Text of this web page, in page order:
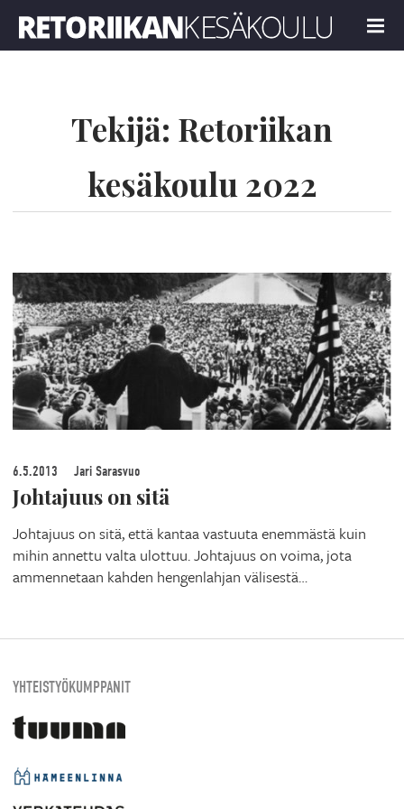
MENU
Tekijä: Retoriikan
kesäkoulu 2022
6.5.2013 Jari Sarasvuo
Johtajuus on sitä
Johtajuus on sitä, että kantaa vastuuta enemmästä kuin
mihin annettu valta ulottuu. Johtajuus on voima, jota
ammennetaan kahden hengenlahjan välisestä…
YHTEISTYÖKUMPPANIT